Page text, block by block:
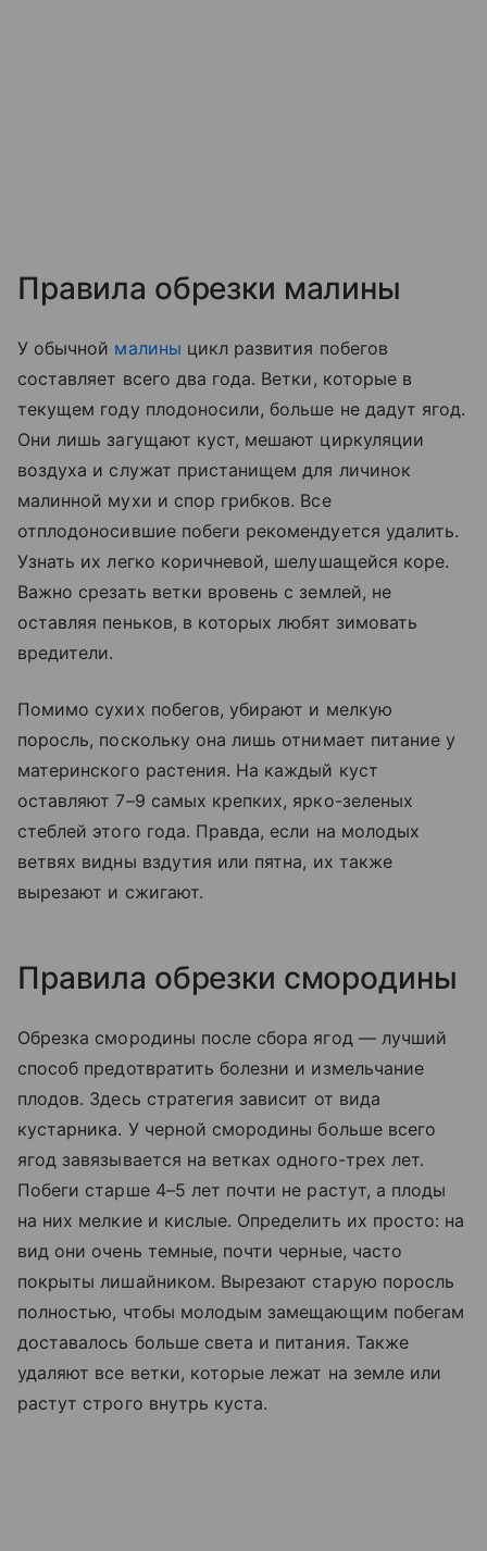
Правила обрезки малины
У обычной малины цикл развития побегов
составляет всего два года. Ветки, которые в
текущем году плодоносили, больше не дадут ягод.
Они лишь загущают куст, мешают циркуляции
воздуха и служат пристанищем для личинок
малинной мухи и спор грибков. Все
отплодоносившие побеги рекомендуется удалить.
Узнать их легко коричневой, шелушащейся коре.
Важно срезать ветки вровень с землей, не
оставляя пеньков, в которых любят зимовать
вредители.
Помимо сухих побегов, убирают и мелкую
поросль, поскольку она лишь отнимает питание у
материнского растения. На каждый куст
оставляют 7–9 самых крепких, ярко-зеленых
стеблей этого года. Правда, если на молодых
ветвях видны вздутия или пятна, их также
вырезают и сжигают.
Правила обрезки смородины
Обрезка смородины после сбора ягод — лучший
способ предотвратить болезни и измельчание
плодов. Здесь стратегия зависит от вида
кустарника. У черной смородины больше всего
ягод завязывается на ветках одного-трех лет.
Побеги старше 4–5 лет почти не растут, а плоды
на них мелкие и кислые. Определить их просто: на
вид они очень темные, почти черные, часто
покрыты лишайником. Вырезают старую поросль
полностью, чтобы молодым замещающим побегам
доставалось больше света и питания. Также
удаляют все ветки, которые лежат на земле или
растут строго внутрь куста.